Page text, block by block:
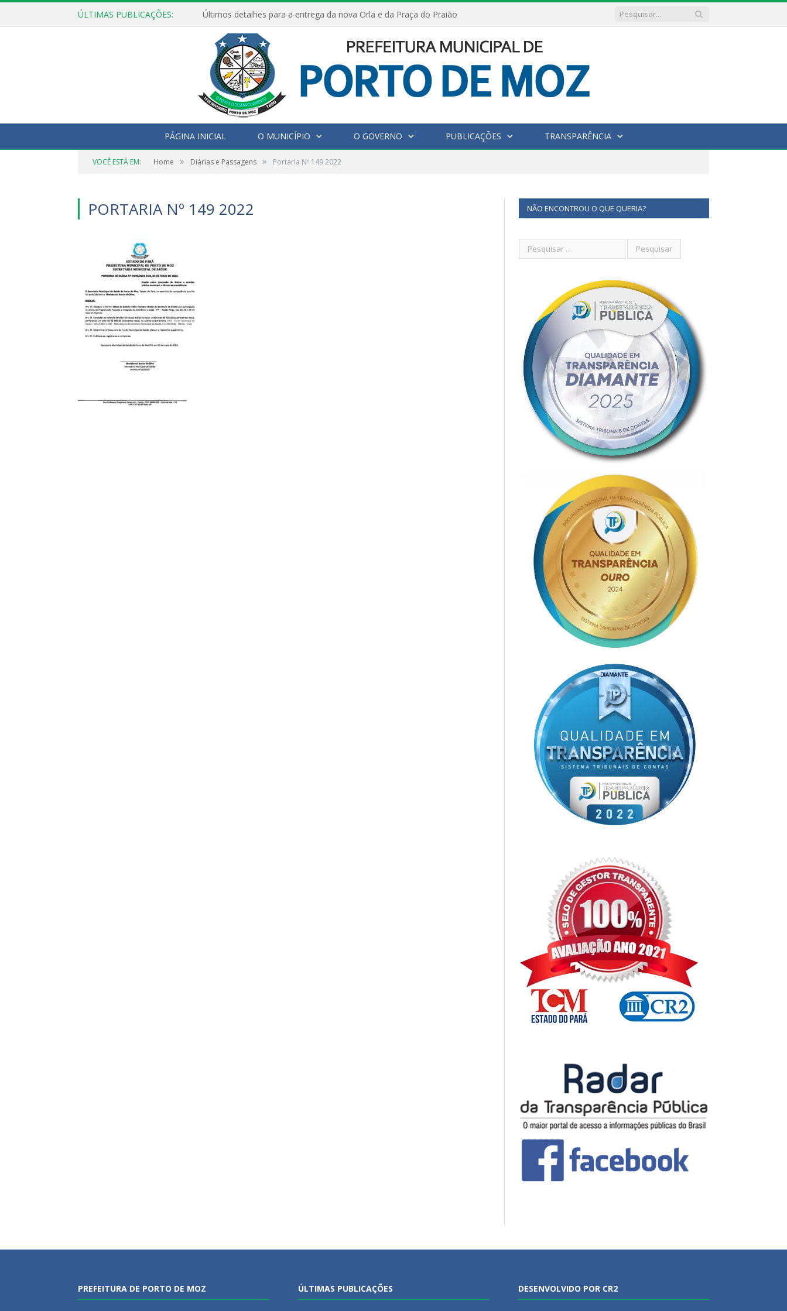
ÚLTIMAS PUBLICAÇÕES: Últimos detalhes para a entrega da nova Orla e da Praça do Praião
PÁGINA INICIAL O MUNICÍPIO O GOVERNO PUBLICAÇÕES TRANSPARÊNCIA
VOCÊ ESTÁ EM: Home » Diárias e Passagens » Portaria Nº 149 2022
PORTARIA Nº 149 2022 NÃO ENCONTROU O QUE QUERIA?
PREFEITURA DE PORTO DE MOZ ÚLTIMAS PUBLICAÇÕES DESENVOLVIDO POR CR2